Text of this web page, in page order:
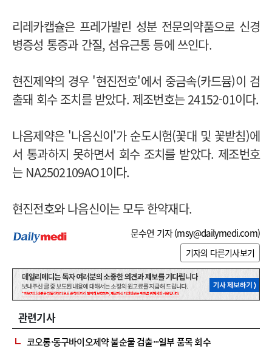
리레카캡슐은 프레가발린 성분 전문의약품으로 신경
병증성 통증과 간질, 섬유근통 등에 쓰인다.
현진제약의 경우 '현진전호'에서 중금속(카드뮴)이 검
출돼 회수 조치를 받았다. 제조번호는 24152-01이다.
나음제약은 '나음신이'가 순도시험(꽃대 및 꽃받침)에
서 통과하지 못하면서 회수 조치를 받았다. 제조번호
는 NA2502109AO1이다.
현진전호와 나음신이는 모두 한약재다.
문수연 기자 (msy@dailymedi.com)
기자의 다른기사보기
관련기사
코오롱·동구바이오제약 불순물 검출···일부 품목 회수